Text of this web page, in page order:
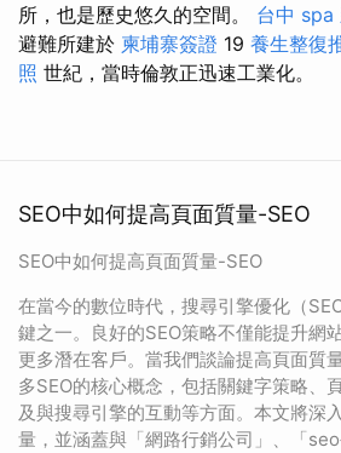
所，也是歷史悠久的空間。 台中 spa
避難所建於 柬埔寨簽證 19 養生整復
照 世紀，當時倫敦正迅速工業化。
SEO中如何提高頁面質量-SEO
SEO中如何提高頁面質量-SEO
在當今的數位時代，搜尋引擎優化（
鍵之一。良好的SEO策略不僅能提升網
更多潛在客戶。當我們談論提高頁面質
多SEO的核心概念，包括關鍵字策略、
及與搜尋引擎的互動等方面。本文將深
量，並涵蓋與「網路行銷公司」、「